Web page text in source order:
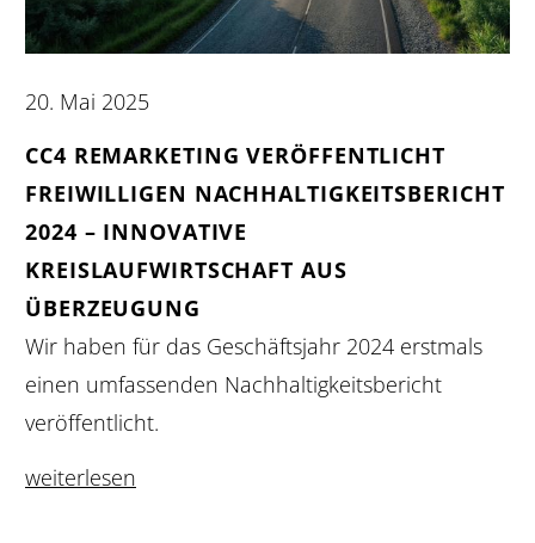
CC4 REMARKETING VERÖFFENTLICHT
FREIWILLIGEN NACHHALTIGKEITSBERICHT
2024 – INNOVATIVE
KREISLAUFWIRTSCHAFT AUS
ÜBERZEUGUNG
20. Mai 2025
Wir haben für das Geschäftsjahr 2024 erstmals
einen umfassenden Nachhaltigkeitsbericht
veröffentlicht.
weiterlesen